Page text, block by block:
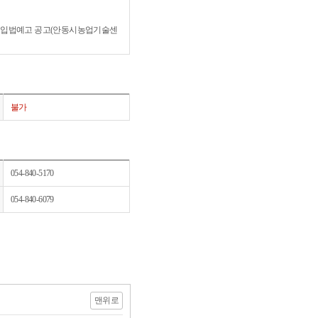
법예고 공고(안동시농업기술센
불가
054-840-5170
054-840-6079
맨위로